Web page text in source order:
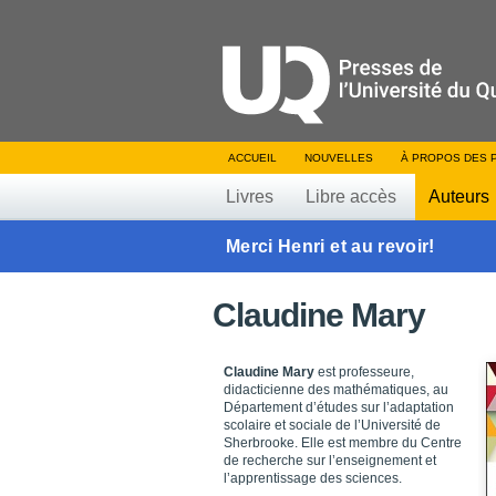
ACCUEIL NOUVELLES À PROPOS DES
Livres Libre accès Auteurs
Merci Henri et au revoir!
Claudine Mary
Claudine Mary est professeure,
didacticienne des mathématiques, au
Département d’études sur l’adaptation
scolaire et sociale de l’Université de
Sherbrooke. Elle est membre du Centre
de recherche sur l’enseignement et
l’apprentissage des sciences.